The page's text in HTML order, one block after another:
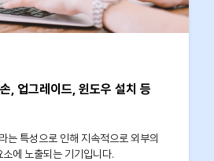
, 업그레이드, 윈도우 설치 등
는 특성으로 인해 지속적으로 외부의
에 노출되는 기기입니다.